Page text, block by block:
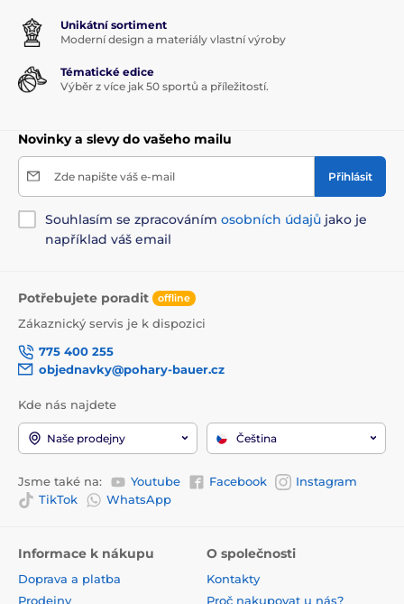
Unikátní sortiment
Moderní design a materiály vlastní výroby
Tématické edice
Výběr z více jak 50 sportů a příležitostí.
Novinky a slevy do vašeho mailu
Zde napište váš e-mail Přihlásit
Souhlasím se zpracováním osobních údajů jako je
například váš email
Potřebujete poradit offline
Zákaznický servis je k dispozici
775 400 255
objednavky@pohary-bauer.cz
Kde nás najdete
Naše prodejny Čeština
Jsme také na: Youtube Facebook
Instagram
TikTok
WhatsApp
Informace k nákupu
Doprava a platba
Prodejny
O společnosti
Kontakty
Proč nakupovat u nás?